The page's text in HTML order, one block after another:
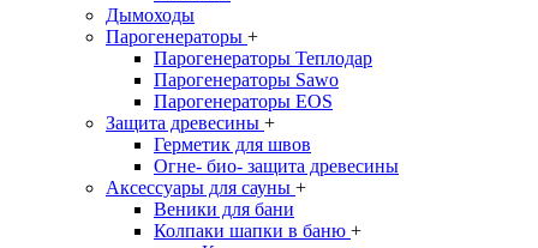
Дымоходы
Парогенераторы +
Парогенераторы Теплодар
Парогенераторы Sawo
Парогенераторы EOS
Защита древесины +
Герметик для швов
Огне- био- защита древесины
Аксессуары для сауны +
Веники для бани
Колпаки шапки в баню +